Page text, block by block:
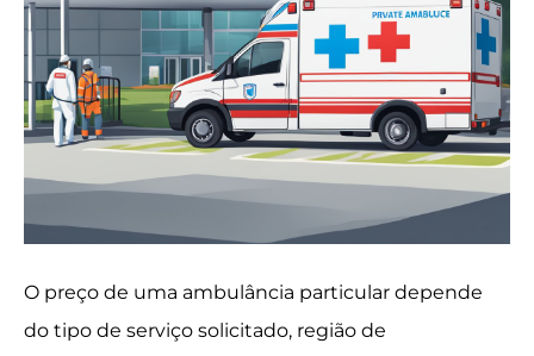
O preço de uma ambulância particular depende
do tipo de serviço solicitado, região de